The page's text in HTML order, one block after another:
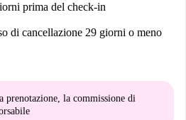
prima del check-in
di cancellazione 29 giorni o meno
prenotazione, la commissione di